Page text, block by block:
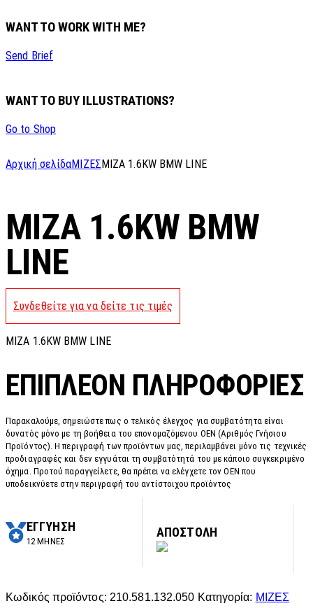
WANT TO WORK WITH ME?
Send Brief
WANT TO BUY ILLUSTRATIONS?
Go to Shop
Αρχική σελίδαΜΙΖΕΣ MIZA 1.6KW BMW LINE
MIZA 1.6KW BMW
LINE
Συνδεθείτε για να δείτε τις τιμές
MIZA 1.6KW BMW LINE
ΕΠΙΠΛΈΟΝ ΠΛΗΡΟΦΟΡΊΕΣ
Παρακαλούμε, σημειώστε πως ο τελικός έλεγχος για συμβατότητα είναι
δυνατός μόνο με τη βοήθεια του επονομαζόμενου OEN (Αριθμός Γνήσιου
Προϊόντος). Η περιγραφή των προϊόντων μας, περιλαμβάνει μόνο τις τεχνικές
προδιαγραφές και δεν εγγυάται τη συμβατότητά του με κάποιο συγκεκριμένο
όχημα. Προτού παραγγείλετε, θα πρέπει να ελέγχετε τον OEN που
υποδεικνύετε στην περιγραφή του αντίστοιχου προϊόντος
ΕΓΓΥΗΣΗ
12 ΜΗΝΕΣ
ΑΠΟΣΤΟΛΗ
Κωδικός προϊόντος: 210.581.132.050 Κατηγορία: ΜΙΖΕΣ